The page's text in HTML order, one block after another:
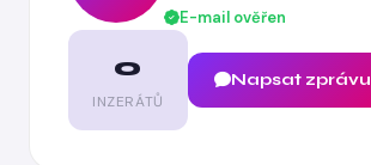
E-mail ověřen
0
INZERÁTŮ
Napsat zprávu